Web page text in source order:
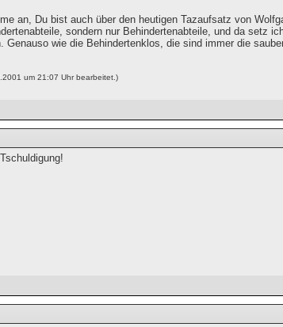
an, Du bist auch über den heutigen Tazaufsatz von
sondern nur Behindertenabteile, und da setz
Genauso wie die Behindertenklos, die sind immer die
um 21:07 Uhr bearbeitet.)